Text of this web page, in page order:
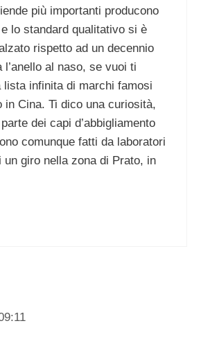
più importanti producono
lo standard qualitativo si è
rispetto ad un decennio
l’anello al naso, se vuoi ti
lista infinita di marchi famosi
in Cina. Ti dico una curiosità,
dei capi d’abbigliamento
comunque fatti da laboratori
un giro nella zona di Prato, in